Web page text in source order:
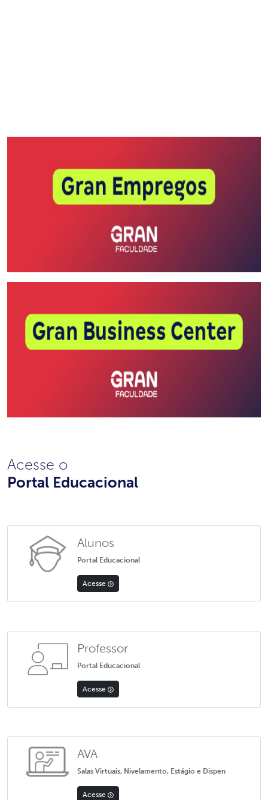
Acesse o
Portal Educacional
Alunos
Portal Educacional
Acesse
Professor
Portal Educacional
Acesse
AVA
Salas Virtuais, Nivelamento, Estágio e Dispen
Acesse